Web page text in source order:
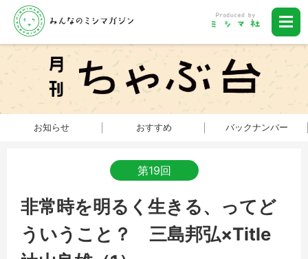
お知らせ おすすめ バックナンバー
第19回
非常時を明るく生きる、ってど
ういうこと？ 三島邦弘×Title